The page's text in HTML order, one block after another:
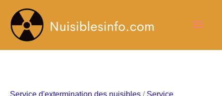
contenu
Service d'extermination des nuisibles / Service